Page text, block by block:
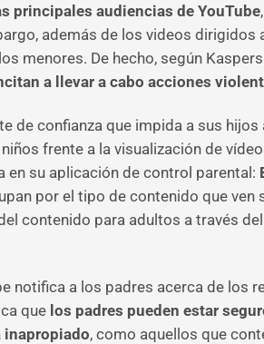
principales audiencias de YouTube
además de los videos
menores. De hecho, según
a llevar a cabo acciones
de confianza que impida a sus
frente a la visualización de
en su aplicación de control parental:
por el tipo de contenido que
contenido para adultos a través
notifica a los padres acerca de
que los padres pueden estar
inapropiado, como aquellos que